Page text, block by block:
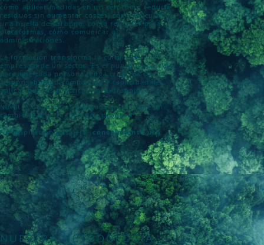
cómo aplicar medidas en un set, cómo reducir
residuos sin aumentar costes, cómo calcular
una huella de carbono, cómo reportar para
plataformas, cómo comunicar a
administraciones.
La formación transforma la cultura de una
empresa o de un sector. Es el punto de partida
para que cada persona tenga criterios claros,
responsabilidad compartida y capacidad de
aplicar buenas prácticas en su trabajo.
Nuestro objetivo es que cada sesión deje un
cambio real en la forma de producir.
No inspiración pasajera: conocimiento útil
NUESTRA METODOLOGÍA